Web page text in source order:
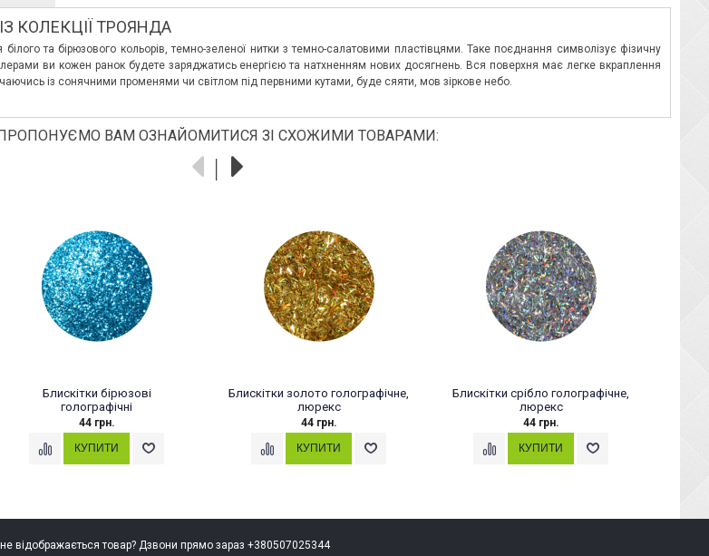
КОЛЕКЦІЇ ТРОЯНДА
та бірюзового кольорів, темно-зеленої нитки з темно-салатовими пластівцями. Таке поєднання символізує фізичну
ви кожен ранок будете заряджатись енергією та натхненням нових досягнень. Вся поверхня має легке вкраплення
із сонячними променями чи світлом під первними кутами, буде сяяти, мов зіркове небо.
ВАМ ОЗНАЙОМИТИСЯ ЗІ СХОЖИМИ ТОВАРАМИ:
Блискітки бірюзові
голографічні
44 грн.
Блискітки золото голографічне,
люрекс
44 грн.
Блискітки срібло голографічне,
люрекс
44 грн.
відображається товар? Дзвони прямо зараз +380507025344